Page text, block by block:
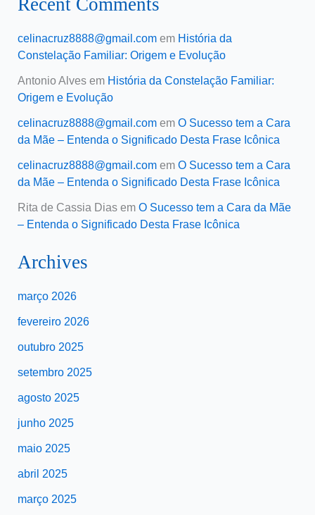
Recent Comments
celinacruz8888@gmail.comem História da
Constelação Familiar: Origem e Evolução
Antonio Alvesem História da Constelação Familiar:
Origem e Evolução
celinacruz8888@gmail.comem O Sucesso tem a Cara
da Mãe – Entenda o Significado Desta Frase Icônica
celinacruz8888@gmail.comem O Sucesso tem a Cara
da Mãe – Entenda o Significado Desta Frase Icônica
Rita de Cassia Diasem O Sucesso tem a Cara da Mãe
– Entenda o Significado Desta Frase Icônica
Archives
março 2026
fevereiro 2026
outubro 2025
setembro 2025
agosto 2025
junho 2025
maio 2025
abril 2025
março 2025